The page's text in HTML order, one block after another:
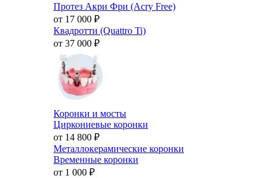
Протез Акри Фри (Acry Free)
от 17 000 ₽
Квадротти (Quattro Ti)
от 37 000 ₽
Коронки и мосты
Циркониевые коронки
от 14 800 ₽
Металлокерамические коронки
Временные коронки
от 1 000 ₽